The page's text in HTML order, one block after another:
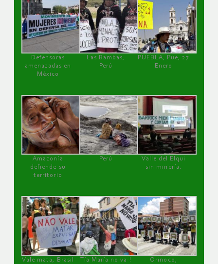
Defensoras
amenazadas en
México
Las Bambas,
Perú
PUEBLA, Pue, 27
Enero
Amazonía
defiende su
territorio
Perú
Valle del Elqui
sin minería.
Vale mata, Brasil Tía María no va ! Orinoco,